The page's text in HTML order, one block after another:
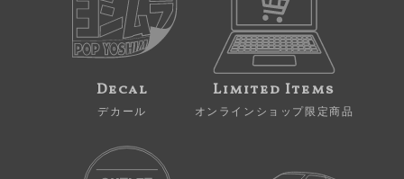
Decal
デカール
Limited Items
オンラインショップ限定商品